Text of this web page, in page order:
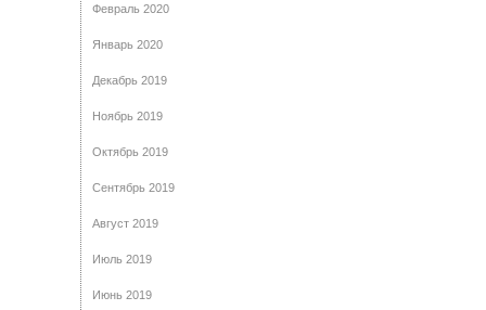
Февраль 2020
Январь 2020
Декабрь 2019
Ноябрь 2019
Октябрь 2019
Сентябрь 2019
Август 2019
Июль 2019
Июнь 2019